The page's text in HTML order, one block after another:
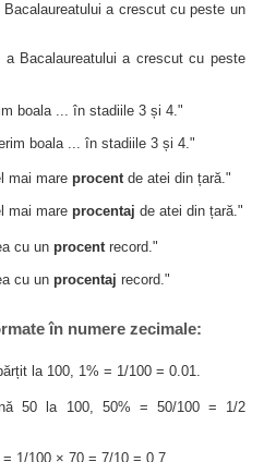
a crescut cu peste un
a Bacalaureatului a crescut cu peste
boala ... în stadiile 3 și 4."
boala ... în stadiile 3 și 4."
mai mareprocentde atei din țară."
mai mareprocentaj de atei din țară."
cu unprocentrecord."
cu unprocentaj record."
în numere zecimale:
la 100, 1% = 1/100 = 0.01.
50 la 100, 50% = 50/100 = 1/2
1/100 × 70 = 7/10 = 0.7